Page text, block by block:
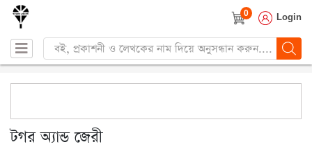
0 Login
Products
search
টগর অ্যান্ড জেরী